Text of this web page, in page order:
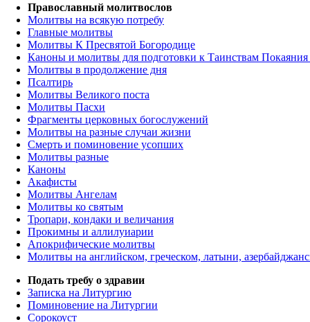
Православный молитвослов
Молитвы на всякую потребу
Главные молитвы
Молитвы К Пресвятой Богородице
Каноны и молитвы для подготовки к Таинствам
Молитвы в продолжение дня
Псалтирь
Молитвы Великого поста
Молитвы Пасхи
Фрагменты церковных богослужений
Молитвы на разные случаи жизни
Смерть и поминовение усопших
Молитвы разные
Каноны
Акафисты
Молитвы Ангелам
Молитвы ко святым
Тропари, кондаки и величания
Прокимны и аллилуиарии
Апокрифические молитвы
Молитвы на английском, греческом, латыни,
Подать требу о здравии
Записка на Литургию
Поминовение на Литургии
Сорокоуст